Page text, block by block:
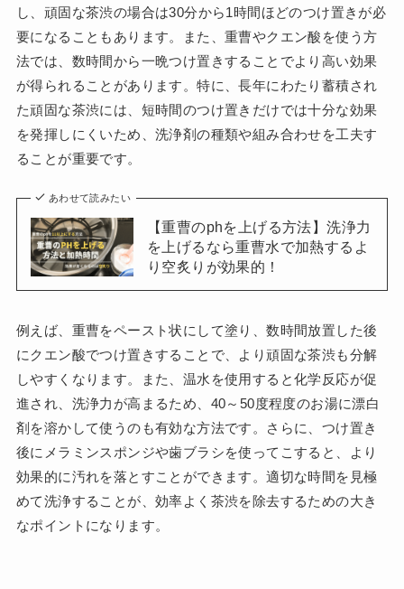
し、頑固な茶渋の場合は30分から1時間ほどのつけ置きが必
要になることもあります。また、重曹やクエン酸を使う方
法では、数時間から一晩つけ置きすることでより高い効果
が得られることがあります。特に、長年にわたり蓄積され
た頑固な茶渋には、短時間のつけ置きだけでは十分な効果
を発揮しにくいため、洗浄剤の種類や組み合わせを工夫す
ることが重要です。
あわせて読みたい
【重曹のphを上げる方法】洗浄力
を上げるなら重曹水で加熱するよ
り空炙りが効果的！
例えば、重曹をペースト状にして塗り、数時間放置した後
にクエン酸でつけ置きすることで、より頑固な茶渋も分解
しやすくなります。また、温水を使用すると化学反応が促
進され、洗浄力が高まるため、40～50度程度のお湯に漂白
剤を溶かして使うのも有効な方法です。さらに、つけ置き
後にメラミンスポンジや歯ブラシを使ってこすると、より
効果的に汚れを落とすことができます。適切な時間を見極
めて洗浄することが、効率よく茶渋を除去するための大き
なポイントになります。